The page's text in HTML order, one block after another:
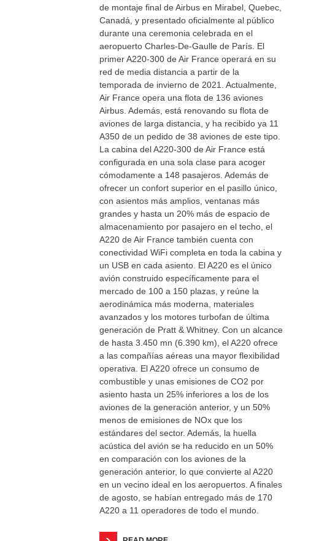
de montaje final de Airbus en Mirabel, Quebec,
Canadá, y presentado oficialmente al público
durante una ceremonia celebrada en el
aeropuerto Charles-De-Gaulle de París. El
primer A220-300 de Air France operará en su
red de media distancia a partir de la
temporada de invierno de 2021. Actualmente,
Air France opera una flota de 136 aviones
Airbus. Además, está renovando su flota de
aviones de larga distancia, y ha recibido ya 11
A350 de un pedido de 38 aviones de este tipo.
La cabina del A220-300 de Air France está
configurada en una sola clase para acoger
cómodamente a 148 pasajeros. Además de
ofrecer un confort superior en el pasillo único,
con asientos más amplios, ventanas más
grandes y hasta un 20% más de espacio de
almacenamiento por pasajero en el techo, el
A220 de Air France también cuenta con
conectividad WiFi completa en toda la cabina y
un USB en cada asiento. El A220 es el único
avión construido específicamente para el
mercado de 100 a 150 plazas, y reúne la
aerodinámica más moderna, materiales
avanzados y los motores turbofan de última
generación de Pratt & Whitney. Con un alcance
de hasta 3.450 mn (6.390 km), el A220 ofrece
a las compañías aéreas una mayor flexibilidad
operativa. El A220 ofrece un consumo de
combustible y unas emisiones de CO2 por
asiento hasta un 25% inferiores a los de los
aviones de la generación anterior, y un 50%
menos de emisiones de NOx que los
estándares del sector. Además, la huella
acústica del avión se ha reducido en un 50%
en comparación con los aviones de la
generación anterior, lo que convierte al A220
en un vecino ideal en los aeropuertos. A finales
de agosto, se habían entregado más de 170
A220 a 11 operadores de todo el mundo.